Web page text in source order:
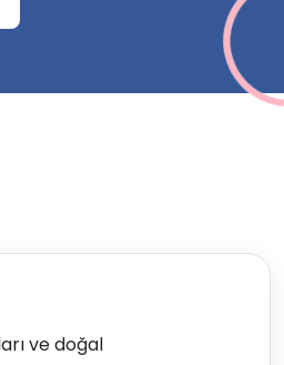
ve doğal